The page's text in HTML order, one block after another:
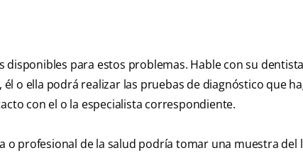
para estos problemas. Hable con su
él o ella podrá realizar las pruebas de diagnóstico que
con el o la especialista correspondiente.
o profesional de la salud podría tomar una muestra